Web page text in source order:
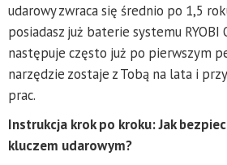
udarowy zwraca się średnio po 1,5
posiadasz już baterie systemu RYOBI
następuje często już po pierwszym
narzędzie zostaje z Tobą na lata i
prac.
Instrukcja krok po kroku: Jak
kluczem udarowym?